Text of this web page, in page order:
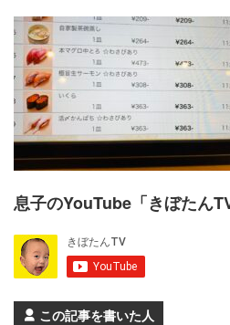
息子のYouTube「きぼたん
この記事を書いた人